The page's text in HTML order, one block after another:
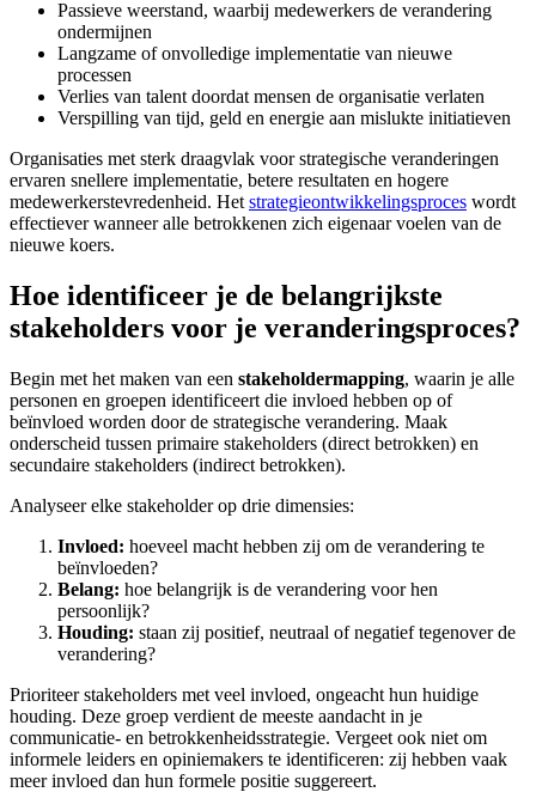
Passieve weerstand, waarbij medewerkers de verandering
ondermijnen
Langzame of onvolledige implementatie van nieuwe
processen
Verlies van talent doordat mensen de organisatie verlaten
Verspilling van tijd, geld en energie aan mislukte initiatieven
Organisaties met sterk draagvlak voor strategische veranderingen
ervaren snellere implementatie, betere resultaten en hogere
medewerkerstevredenheid. Het strategieontwikkelingsproces wordt
effectiever wanneer alle betrokkenen zich eigenaar voelen van de
nieuwe koers.
Hoe identificeer je de belangrijkste
stakeholders voor je veranderingsproces?
Begin met het maken van een stakeholdermapping, waarin je alle
personen en groepen identificeert die invloed hebben op of
beïnvloed worden door de strategische verandering. Maak
onderscheid tussen primaire stakeholders (direct betrokken) en
secundaire stakeholders (indirect betrokken).
Analyseer elke stakeholder op drie dimensies:
Invloed: hoeveel macht hebben zij om de verandering te
beïnvloeden?
Belang: hoe belangrijk is de verandering voor hen
persoonlijk?
Houding: staan zij positief, neutraal of negatief tegenover de
verandering?
Prioriteer stakeholders met veel invloed, ongeacht hun huidige
houding. Deze groep verdient de meeste aandacht in je
communicatie- en betrokkenheidsstrategie. Vergeet ook niet om
informele leiders en opiniemakers te identificeren: zij hebben vaak
meer invloed dan hun formele positie suggereert.